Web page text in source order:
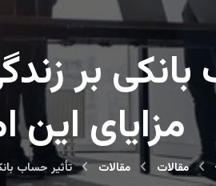
بر
مزایای این
مقالات مقالات تأثیر حساب